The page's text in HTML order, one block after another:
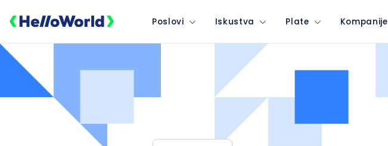
Poslovi Iskustva Plate Kompanije